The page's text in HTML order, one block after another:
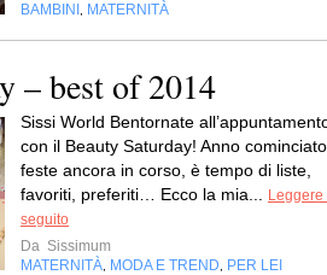
BAMBINI
MATERNITÀ
– best of 2014
Sissi World Bentornate
con il Beauty Saturday! Anno
feste ancora in corso, è tempo di liste,
favoriti, preferiti… Ecco la mia...
Leggere
seguito
Da Sissimum
MATERNITÀ MODA E TREND PER LEI